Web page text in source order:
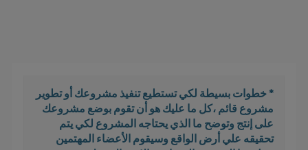
n
* خطوات بسيطة لكي تستطيع تنفيذ مشروعك أو تطوير
مشروع قائم ،كل ما عليك هو أن تقوم بوضع مشروعك
على إنتج وتوضح ما الذي يحتاجه المشروع لكي يتم
تحقيقه علي أرض الواقع وسيقوم الأعضاء المهتمين